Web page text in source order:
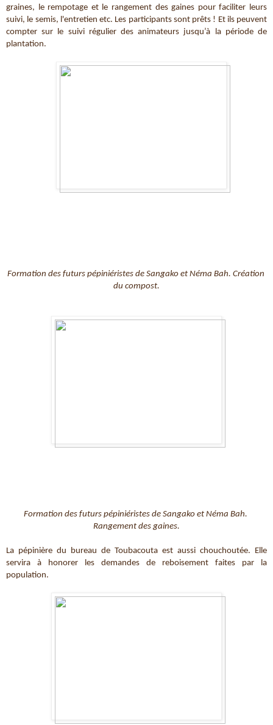
graines, le rempotage et le rangement des gaines pour faciliter leurs
suivi, le semis, l'entretien etc. Les participants sont prêts ! Et ils peuvent
compter sur le suivi régulier des animateurs jusqu’à la période de
plantation.
Formation des futurs pépiniéristes de Sangako et Néma Bah. Création
du compost.
Formation des futurs pépiniéristes de Sangako et Néma Bah.
Rangement des gaines.
La pépinière du bureau de Toubacouta est aussi chouchoutée. Elle
servira à honorer les demandes de reboisement faites par la
population.